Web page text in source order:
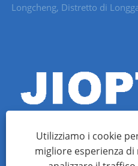
Longcheng, Distretto di
Utilizziamo i cookie
migliore esperienza di